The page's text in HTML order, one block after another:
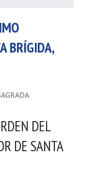
BRÍGIDA,
DEL
DE SANTA